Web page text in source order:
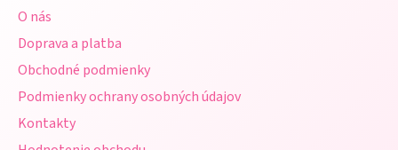
O nás
Doprava a platba
Obchodné podmienky
Podmienky ochrany osobných údajov
Kontakty